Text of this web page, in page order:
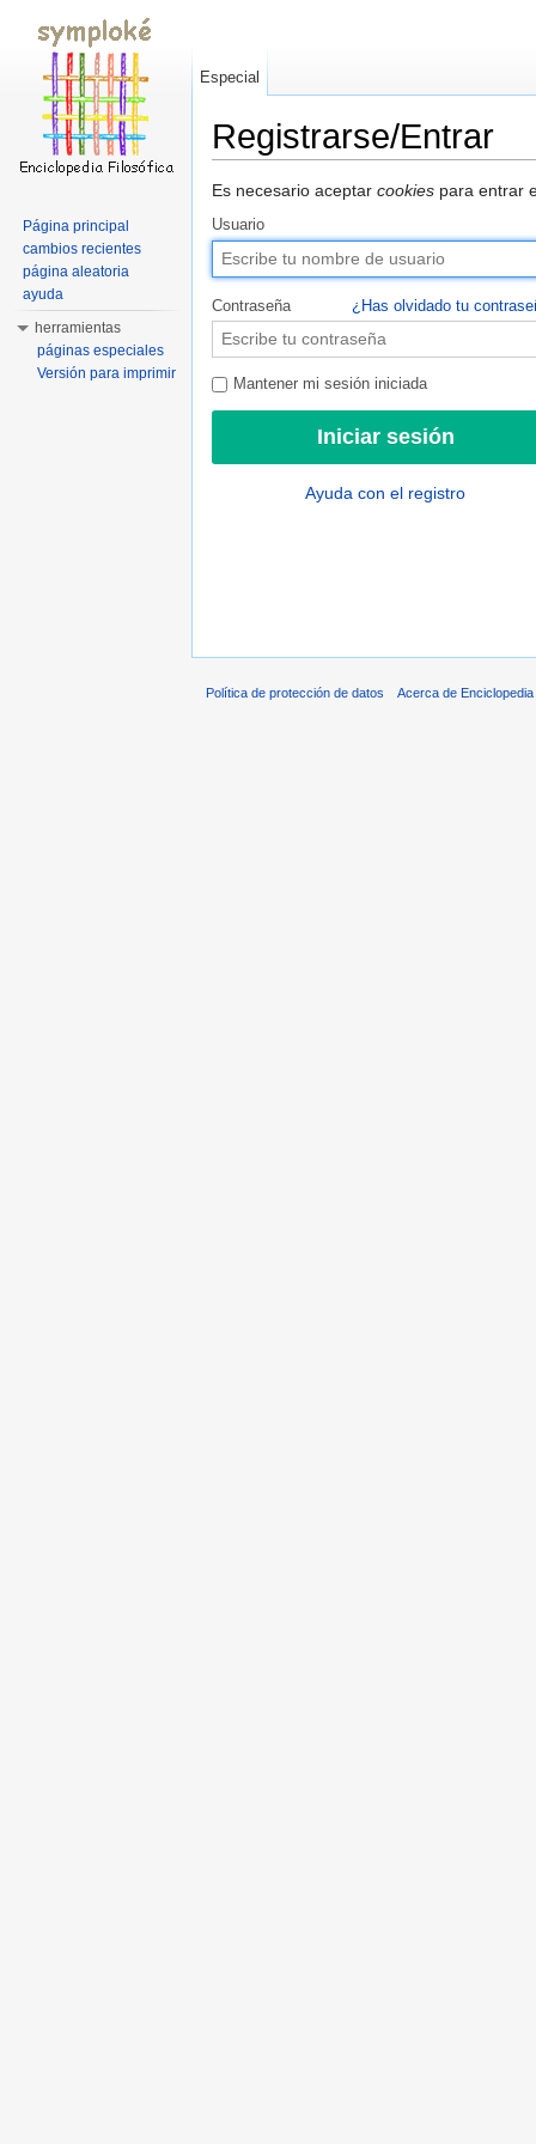
Registrarse/Entrar
Es necesario aceptar cookies para entrar
Usuario
Contraseña ¿Has olvidado tu
Mantener mi sesión iniciada
Ayuda con el registro
Especial
Página principal
cambios recientes
página aleatoria
ayuda
herramientas
páginas especiales
Versión para imprimir
Política de protección de datos Acerca de